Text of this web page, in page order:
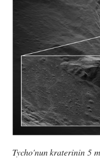
Tycho'nun kraterinin 5